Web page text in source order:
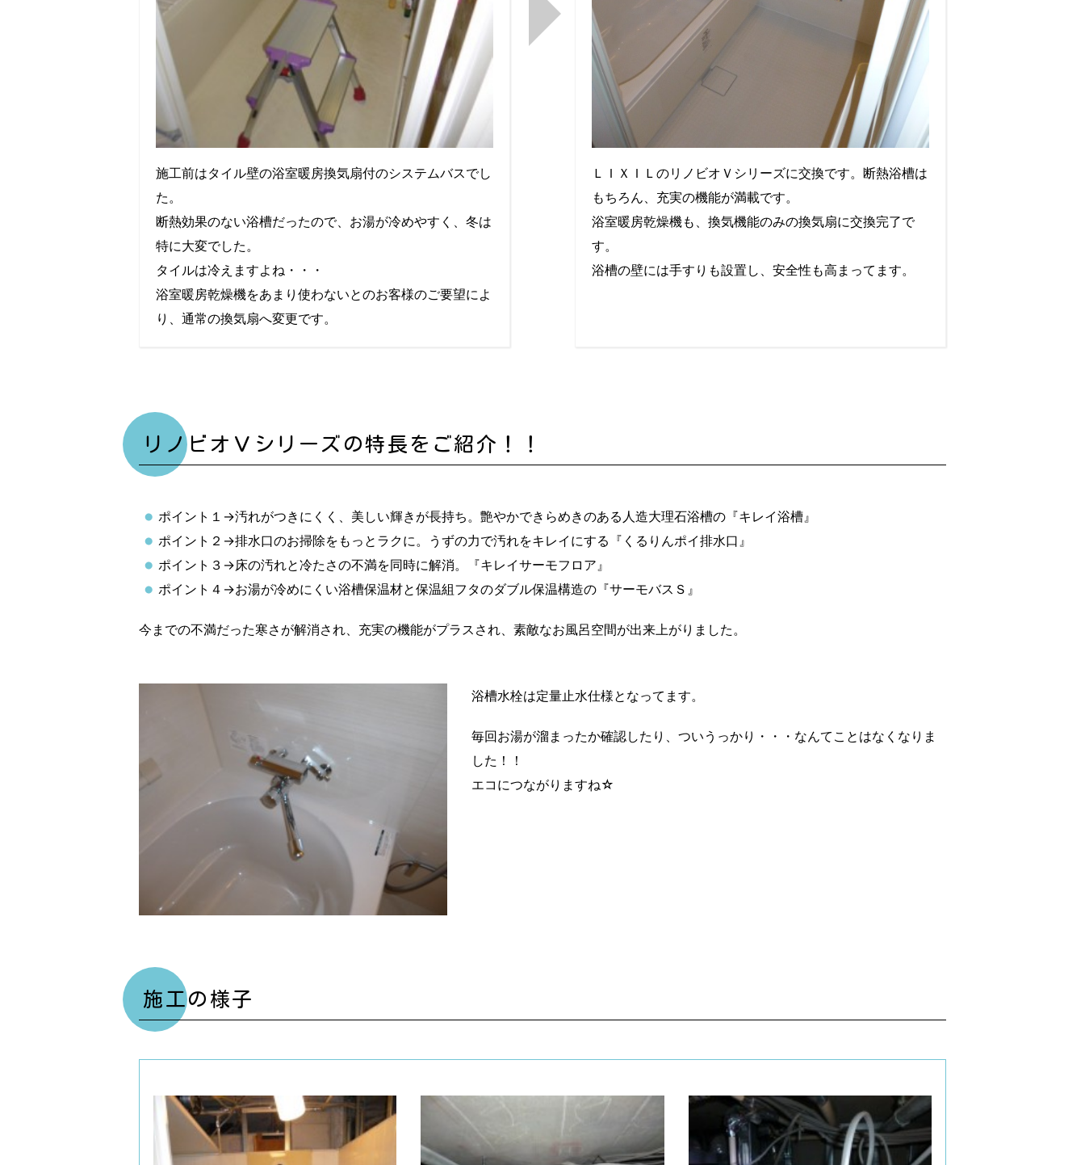
施工前はタイル壁の浴室暖房換気扇付のシステムバスでし
た。
断熱効果のない浴槽だったので、お湯が冷めやすく、冬は
特に大変でした。
タイルは冷えますよね・・・
浴室暖房乾燥機をあまり使わないとのお客様のご要望によ
り、通常の換気扇へ変更です。
ＬＩＸＩＬのリノビオＶシリーズに交換です。断熱浴槽は
もちろん、充実の機能が満載です。
浴室暖房乾燥機も、換気機能のみの換気扇に交換完了で
す。
浴槽の壁には手すりも設置し、安全性も高まってます。
リノビオＶシリーズの特長をご紹介！！
ポイント１→汚れがつきにくく、美しい輝きが長持ち。艶やかできらめきのある人造大理石浴槽の『キレイ浴槽』
ポイント２→排水口のお掃除をもっとラクに。うずの力で汚れをキレイにする『くるりんポイ排水口』
ポイント３→床の汚れと冷たさの不満を同時に解消。『キレイサーモフロア』
ポイント４→お湯が冷めにくい浴槽保温材と保温組フタのダブル保温構造の『サーモバスＳ』
今までの不満だった寒さが解消され、充実の機能がプラスされ、素敵なお風呂空間が出来上がりました。
浴槽水栓は定量止水仕様となってます。
毎回お湯が溜まったか確認したり、ついうっかり・・・なんてことはなくなりま
した！！
エコにつながりますね☆
施工の様子